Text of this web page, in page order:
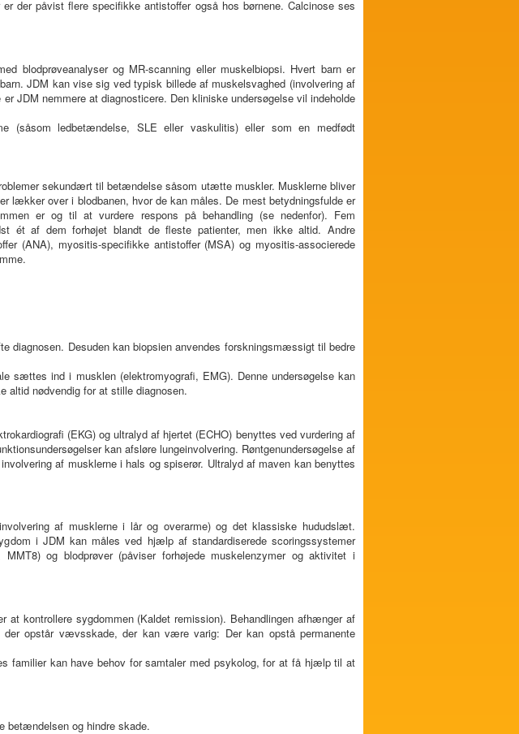
der påvist flere specifikke antistoffer også hos børnene. Calcinose ses
blodprøveanalyser og MR-scanning eller muskelbiopsi. Hvert barn er
JDM kan vise sig ved typisk billede af muskelsvaghed (involvering af
JDM nemmere at diagnosticere. Den kliniske undersøgelse vil indeholde
(såsom ledbetændelse, SLE eller vaskulitis) eller som en medfødt
sekundært til betændelse såsom utætte muskler. Musklerne bliver
lækker over i blodbanen, hvor de kan måles. De mest betydningsfulde er
er og til at vurdere respons på behandling (se nedenfor). Fem
ét af dem forhøjet blandt de fleste patienter, men ikke altid. Andre
(ANA), myositis-specifikke antistoffer (MSA) og myositis-associerede
diagnosen. Desuden kan biopsien anvendes forskningsmæssigt til bedre
sættes ind i musklen (elektromyografi, EMG). Denne undersøgelse kan
altid nødvendig for at stille diagnosen.
(EKG) og ultralyd af hjertet (ECHO) benyttes ved vurdering af
kan afsløre lungeinvolvering. Røntgenundersøgelse af
af musklerne i hals og spiserør. Ultralyd af maven kan benyttes
af musklerne i lår og overarme) og det klassiske hududslæt.
i JDM kan måles ved hjælp af standardiserede scoringssystemer
og blodprøver (påviser forhøjede muskelenzymer og aktivitet i
kontrollere sygdommen (Kaldet remission). Behandlingen afhænger af
opstår vævsskade, der kan være varig: Der kan opstå permanente
familier kan have behov for samtaler med psykolog, for at få hjælp til at
betændelsen og hindre skade.